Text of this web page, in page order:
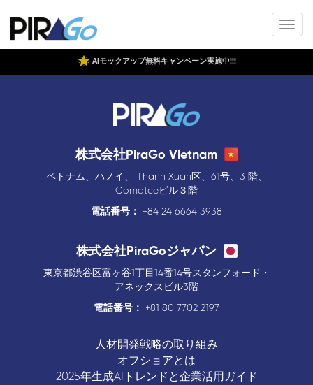
AIモックアップ無料キャンペーン実施中!!!
株式会社PiraGo Vietnam
ベトナム、ハノイ、 Thanh Xuan区、61号、3 階、
Comatceビル３階
電話番号：
+84 24 6664 3938
株式会社PiraGoジャパン
東京都渋谷区富ヶ谷1丁目14番14号スタンフォード・
アネックスビル3階
電話番号：
+81 80 7702 2197
人材開発戦略の取り組み
オフショアとは
2025年生成AIトレンドと企業活用ガイド